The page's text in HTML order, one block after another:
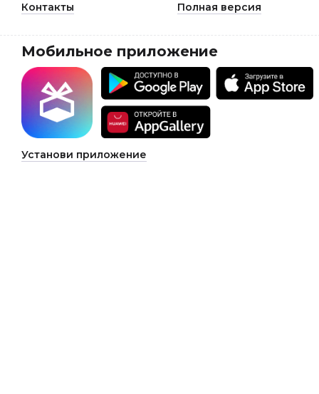
Контакты Полная версия
Мобильное приложение
Установи приложение